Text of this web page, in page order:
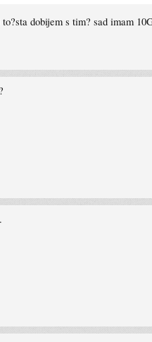
dobijem s tim? sad imam